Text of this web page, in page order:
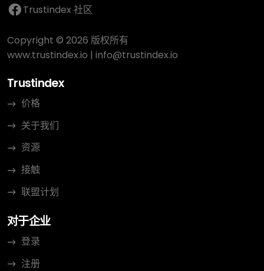
Trustindex 社区
Copyright © 2026 版权所有
www.trustindex.io | info@trustindex.io
Trustindex
价格
关于我们
资源
接触
联盟计划
对于企业
登录
注册